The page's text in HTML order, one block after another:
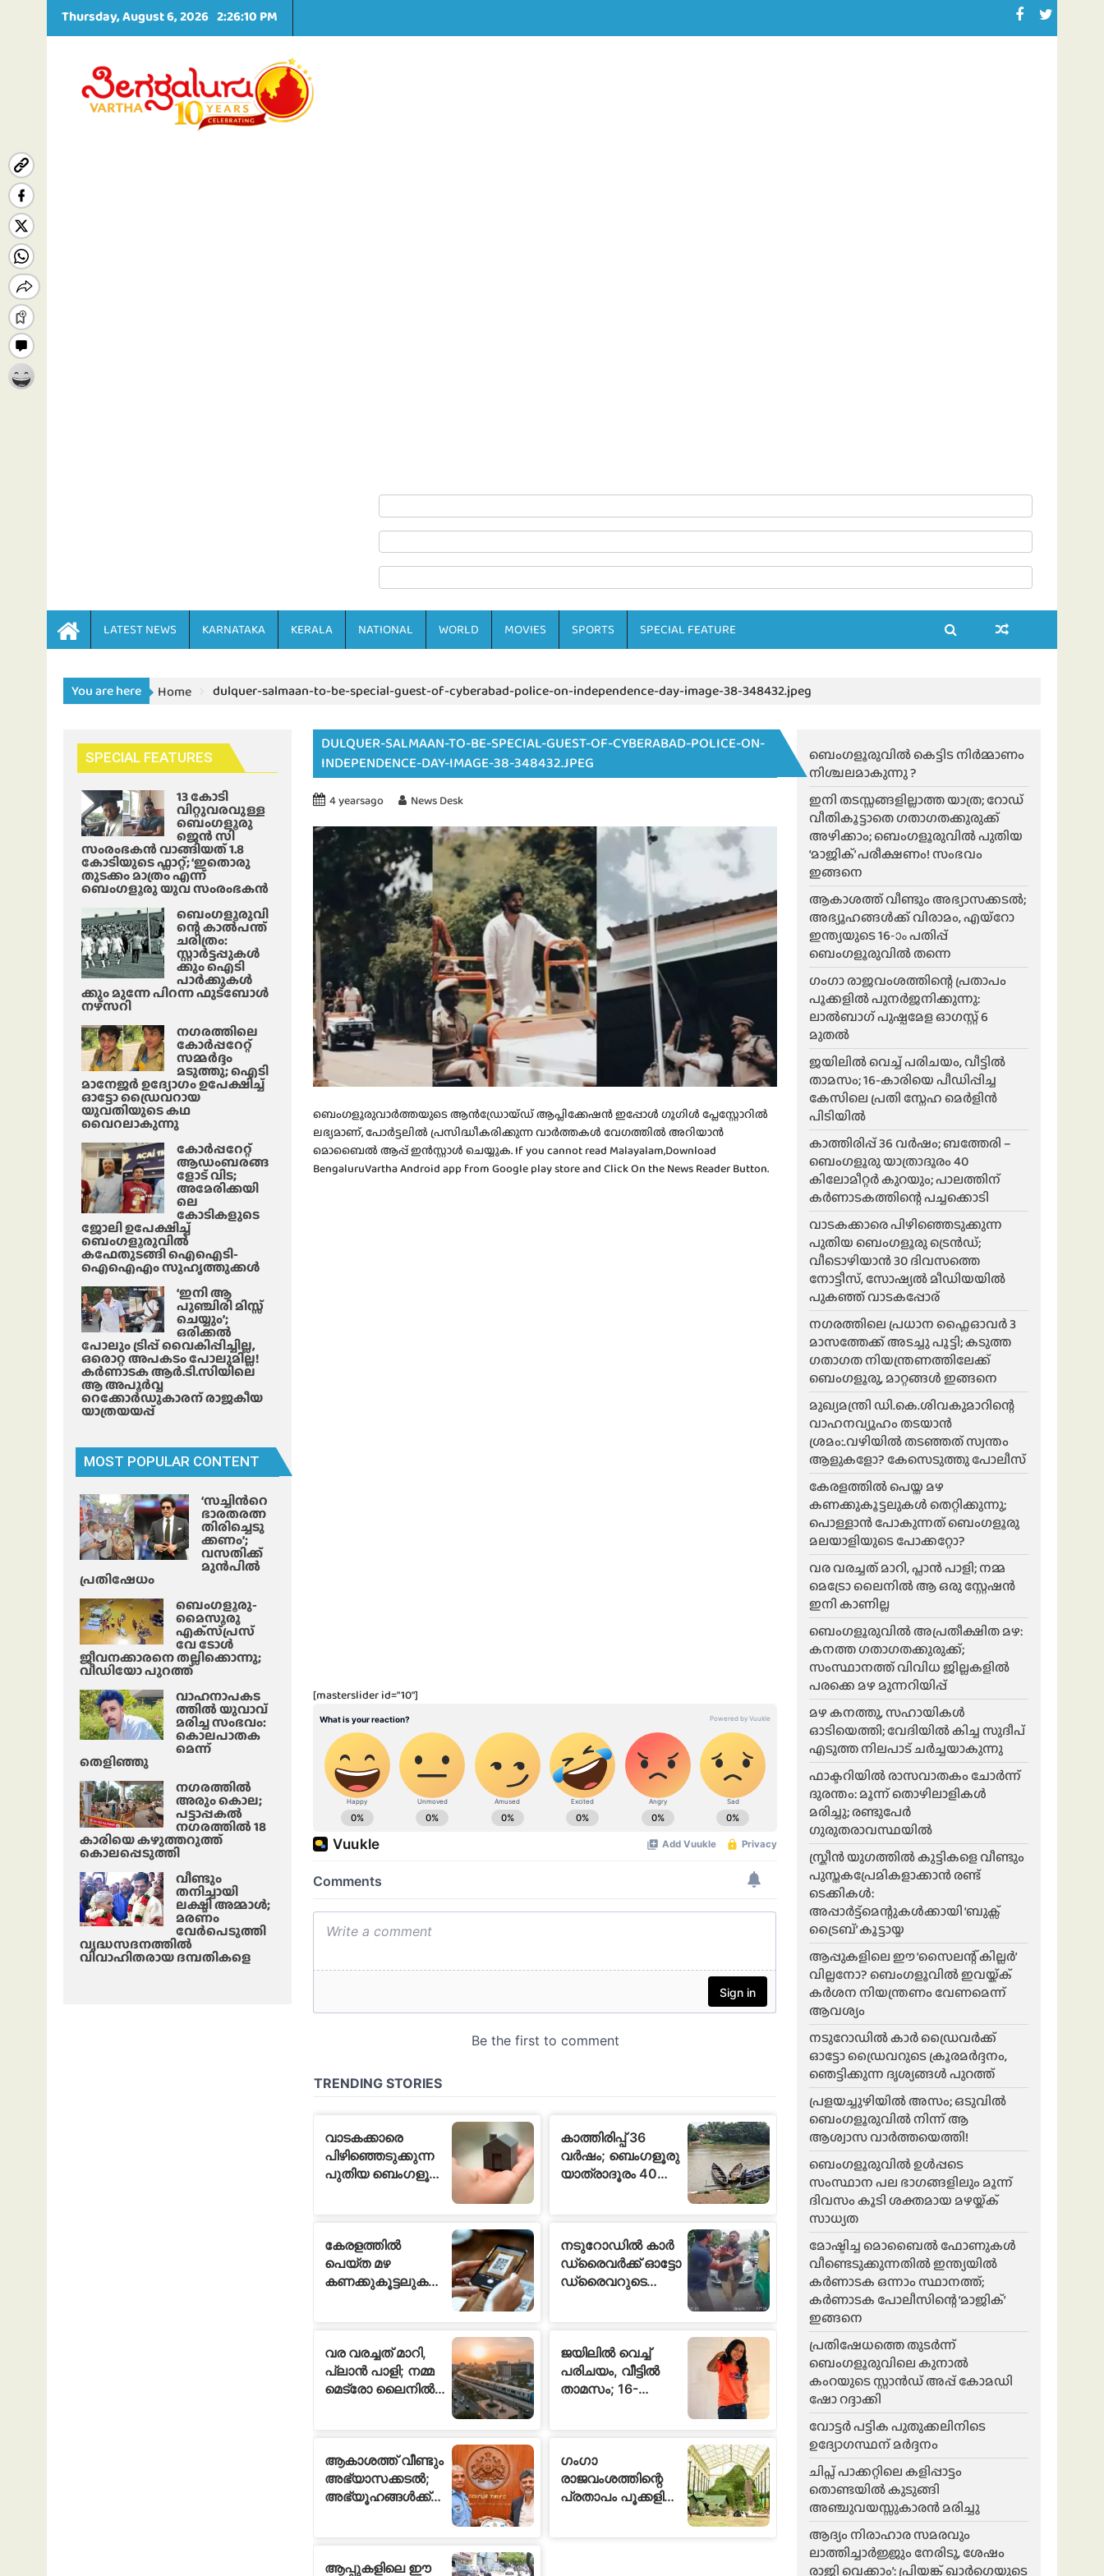
Thursday, August 6, 2026 2:26:11 PM
LATEST NEWS KARNATAKA KERALA NATIONAL WORLD MOVIES SPORTS SPECIAL FEATURE
You are here Home dulquer-salmaan-to-be-special-guest-of-cyberabad-police-on-independence-day-image-38-348432.jpeg
DULQUER-SALMAAN-TO-BE-SPECIAL-GUEST-OF-CYBERABAD-POLICE-ON-
INDEPENDENCE-DAY-IMAGE-38-348432.JPEG
4 yearsago News Desk
ബെംഗളൂരുവാർത്തയുടെ ആൻഡ്രോയ്ഡ് ആപ്ലിക്കേഷൻ ഇപ്പോൾ ഗൂഗിൾ പ്ലേസ്റ്റോറിൽ
ലഭ്യമാണ്, പോർട്ടലിൽ പ്രസിദ്ധീകരിക്കുന്ന വാർത്തകൾ വേഗത്തിൽ അറിയാൻ
മൊബൈൽ ആപ്പ് ഇൻസ്റ്റാൾ ചെയ്യുക. If you cannot read Malayalam,Download
BengaluruVartha Android app from Google play store and Click On the News Reader Button.
[masterslider id="10"]
SPECIAL FEATURES
13 കോടി
വിറ്റുവരവുള്ള
ബെംഗളൂരു
ജെൻ സി
സംരംഭകൻ വാങ്ങിയത് 1.8
കോടിയുടെ ഫ്ലാറ്റ്; ‘ഇതൊരു
തുടക്കം മാത്രം എന്ന്
ബെംഗളൂരു യുവ സംരംഭകൻ
ബെംഗളൂരുവി
ന്റെ കാൽപന്ത്
ചരിത്രം:
സ്റ്റാർട്ടപ്പുകൾ
ക്കും ഐടി
പാർക്കുകൾ
ക്കും മുന്നേ പിറന്ന ഫുട്ബോൾ
നഴ്സറി
നഗരത്തിലെ
കോർപ്പറേറ്റ്
സമ്മർദ്ദം
മടുത്തു; ഐടി
മാനേജർ ഉദ്യോഗം ഉപേക്ഷിച്ച്
ഓട്ടോ ഡ്രൈവറായ
യുവതിയുടെ കഥ
വൈറലാകുന്നു
കോർപ്പറേറ്റ്
ആഡംബരങ്ങ
ളോട് വിട;
അമേരിക്കയി
ലെ
കോടികളുടെ
ജോലി ഉപേക്ഷിച്ച്
ബെംഗളൂരുവിൽ
കഫേതുടങ്ങി ഐഐടി-
ഐഐഎം സുഹൃത്തുക്കൾ
‘ഇനി ആ
പുഞ്ചിരി മിസ്സ്
ചെയ്യും’;
ഒരിക്കൽ
പോലും ട്രിപ്പ് വൈകിപ്പിച്ചില്ല,
ഒരൊറ്റ അപകടം പോലുമില്ല!
കർണാടക ആർ.ടി.സിയിലെ
ആ അപൂർവ്വ
റെക്കോർഡുകാരന് രാജകീയ
യാത്രയയപ്പ്
MOST POPULAR CONTENT
‘സച്ചിന്‍റെ
ഭാരതരത്ന
തിരിച്ചെടു
ക്കണം’;
വസതിക്ക്
മുൻപിൽ
പ്രതിഷേധം
ബെംഗളൂരു-
മൈസൂരു
എക്‌സ്‌പ്രസ്‌
വേ ടോൾ
ജീവനക്കാരനെ തല്ലിക്കൊന്നു;
വീഡിയോ പുറത്ത്
വാഹനാപകട
ത്തിൽ യുവാവ്
മരിച്ച സംഭവം:
കൊലപാതക
മെന്ന്
തെളിഞ്ഞു
നഗരത്തിൽ
അരും കൊല;
പട്ടാപ്പകൽ
നഗരത്തിൽ 18
കാരിയെ കഴുത്തറുത്ത്
കൊലപ്പെടുത്തി
വീണ്ടും
തനിച്ചായി
ലക്ഷ്മി അമ്മാള്‍;
മരണം
വേർപെടുത്തി
വൃദ്ധസദനത്തില്‍
വിവാഹിതരായ ദമ്പതികളെ
ബെംഗളൂരുവിൽ കെട്ടിട നിർമ്മാണം
നിശ്ചലമാകുന്നു ?
ഇനി തടസ്സങ്ങളില്ലാത്ത യാത്ര; റോഡ്
വീതികൂട്ടാതെ ഗതാഗതക്കുരുക്ക്
അഴിക്കാം; ബെംഗളൂരുവിൽ പുതിയ
‘മാജിക്’ പരീക്ഷണം! സംഭവം
ഇങ്ങനെ
ആകാശത്ത് വീണ്ടും അഭ്യാസക്കടൽ;
അഭ്യൂഹങ്ങൾക്ക് വിരാമം, എയ്റോ
ഇന്ത്യയുടെ 16-ാം പതിപ്പ്
ബെംഗളൂരുവിൽ തന്നെ
ഗംഗാ രാജവംശത്തിന്റെ പ്രതാപം
പൂക്കളിൽ പുനർജനിക്കുന്നു:
ലാൽബാഗ് പുഷ്പമേള ഓഗസ്റ്റ് 6
മുതൽ
ജയിലിൽ വെച്ച് പരിചയം, വീട്ടിൽ
താമസം; 16-കാരിയെ പീഡിപ്പിച്ച
കേസിലെ പ്രതി സ്നേഹ മെർളിൻ
പിടിയിൽ
കാത്തിരിപ്പ് 36 വർഷം; ബത്തേരി –
ബെംഗളൂരു യാത്രാദൂരം 40
കിലോമീറ്റർ കുറയും; പാലത്തിന്
കർണാടകത്തിന്റെ പച്ചക്കൊടി
വാടകക്കാരെ പിഴിഞ്ഞെടുക്കുന്ന
പുതിയ ബെംഗളൂരു ട്രെൻഡ്;
വീടൊഴിയാൻ 30 ദിവസത്തെ
നോട്ടീസ്, സോഷ്യൽ മീഡിയയിൽ
പുകഞ്ഞ് വാടകപ്പോര്
ന​ഗരത്തിലെ പ്രധാന ഫ്ലൈഓവർ 3
മാസത്തേക്ക് അടച്ചു പൂട്ടി; കടുത്ത
ഗതാഗത നിയന്ത്രണത്തിലേക്ക്
ബെംഗളൂരു, മാറ്റങ്ങൾ ഇങ്ങനെ
മുഖ്യമന്ത്രി ഡി.കെ.ശിവകുമാറിന്റെ
വാഹനവ്യൂഹം തടയാൻ
ശ്രമം:.വഴിയിൽ തടഞ്ഞത് സ്വന്തം
ആളുകളോ? കേസെടുത്തു പോലീസ്
കേരളത്തിൽ പെയ്ത മഴ
കണക്കുകൂട്ടലുകൾ തെറ്റിക്കുന്നു;
പൊള്ളാൻ പോകുന്നത് ബെംഗളൂരു
മലയാളിയുടെ പോക്കറ്റോ?
വര വരച്ചത് മാറി, പ്ലാൻ പാളി; നമ്മ
മെട്രോ ലൈനിൽ ആ ഒരു സ്റ്റേഷൻ
ഇനി കാണില്ല
ബെംഗളൂരുവിൽ അപ്രതീക്ഷിത മഴ:
കനത്ത ഗതാഗതക്കുരുക്ക്;
സംസ്ഥാനത്ത് വിവിധ ജില്ലകളിൽ
പരക്കെ മഴ മുന്നറിയിപ്പ്
മഴ കനത്തു, സഹായികൾ
ഓടിയെത്തി; വേദിയിൽ കിച്ച സുദീപ്
എടുത്ത നിലപാട് ചർച്ചയാകുന്നു
ഫാക്ടറിയിൽ രാസവാതകം ചോർന്ന്
ദുരന്തം: മൂന്ന് തൊഴിലാളികൾ
മരിച്ചു; രണ്ടുപേർ
ഗുരുതരാവസ്ഥയിൽ
സ്ക്രീൻ യുഗത്തിൽ കുട്ടികളെ വീണ്ടും
പുസ്തകപ്രേമികളാക്കാൻ രണ്ട്
ടെക്കികൾ:
അപ്പാർട്ട്മെന്റുകൾക്കായി ‘ബുക്സ്
ട്രൈബ്’ കൂട്ടായ്മ
ആപ്പുകളിലെ ഈ ‘സൈലന്റ് കില്ലർ’
വില്ലനോ? ബെംഗളൂവിൽ ഇവയ്ക്ക്
കർശന നിയന്ത്രണം വേണമെന്ന്
ആവശ്യം
നടുറോഡിൽ കാർ ഡ്രൈവർക്ക്
ഓട്ടോ ഡ്രൈവറുടെ ക്രൂരമർദ്ദനം,
ഞെട്ടിക്കുന്ന ദൃശ്യങ്ങൾ പുറത്ത്
പ്രളയച്ചുഴിയിൽ അസം; ഒടുവിൽ
ബെംഗളൂരുവിൽ നിന്ന് ആ
ആശ്വാസ വാർത്തയെത്തി!
ബെംഗളൂരുവിൽ ഉൾപ്പടെ
സംസ്ഥാന പല ഭാ​ഗങ്ങളിലും മൂന്ന്
ദിവസം കൂടി ശക്തമായ മഴയ്ക്ക്
സാധ്യത
മോഷ്ടിച്ച മൊബൈൽ ഫോണുകൾ
വീണ്ടെടുക്കുന്നതിൽ ഇന്ത്യയിൽ
കർണാടക ഒന്നാം സ്ഥാനത്ത്;
കർണാടക പോലീസിന്റെ ‘മാജിക്’
ഇങ്ങനെ
പ്രതിഷേധത്തെ തുടർന്ന്
ബെംഗളൂരുവിലെ കുനാൽ
കംറയുടെ സ്റ്റാൻഡ് അപ്പ് കോമഡി
ഷോ റദ്ദാക്കി
വോട്ടർ പട്ടിക പുതുക്കലിനിടെ
ഉദ്യോഗസ്ഥന് മർദ്ദനം
ചിപ്സ് പാക്കറ്റിലെ കളിപ്പാട്ടം
തൊണ്ടയിൽ കുടുങ്ങി
അഞ്ചുവയസ്സുകാരൻ മരിച്ചു
ആദ്യം നിരാഹാര സമരവും
ലാത്തിച്ചാർജ്ജും നേരിടൂ, ശേഷം
രാജി വെക്കാം’: പ്രിയങ്ക് ഖാർഗെയുടെ